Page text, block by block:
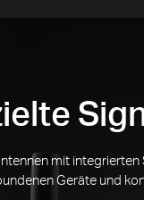
mit
Geräte und